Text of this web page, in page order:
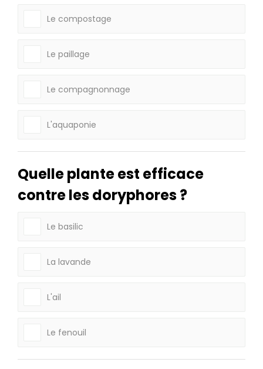
Le compostage
Le paillage
Le compagnonnage
L'aquaponie
Quelle plante est efficace
contre les doryphores ?
Le basilic
La lavande
L'ail
Le fenouil